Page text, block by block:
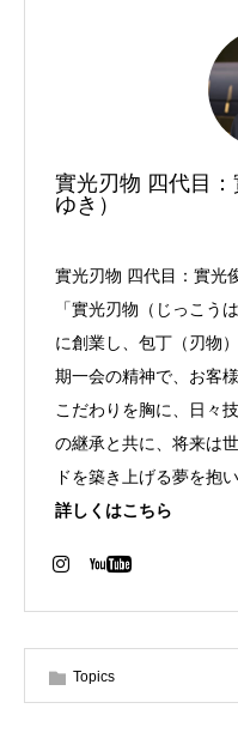
實光刃物 四代目
ゆき）
實光刃物 四代目：實光
「實光刃物（じっこう
に創業し、包丁（刃物
期一会の精神で、お客
こだわりを胸に、日々
の継承と共に、将来は
ドを築き上げる夢を抱
詳しくはこちら
Topics